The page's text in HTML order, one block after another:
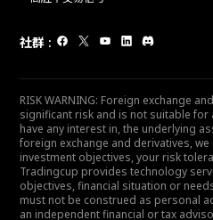
社群 :
RISK WARNING: Foreign exchange
significant risk and is not suitable
have any interest in, the underlying
foreign exchange and derivatives,
investment objectives, your risk
Tradingcup provides technology
objectives, financial situation or
must not be construed as personal
an independent financial or tax